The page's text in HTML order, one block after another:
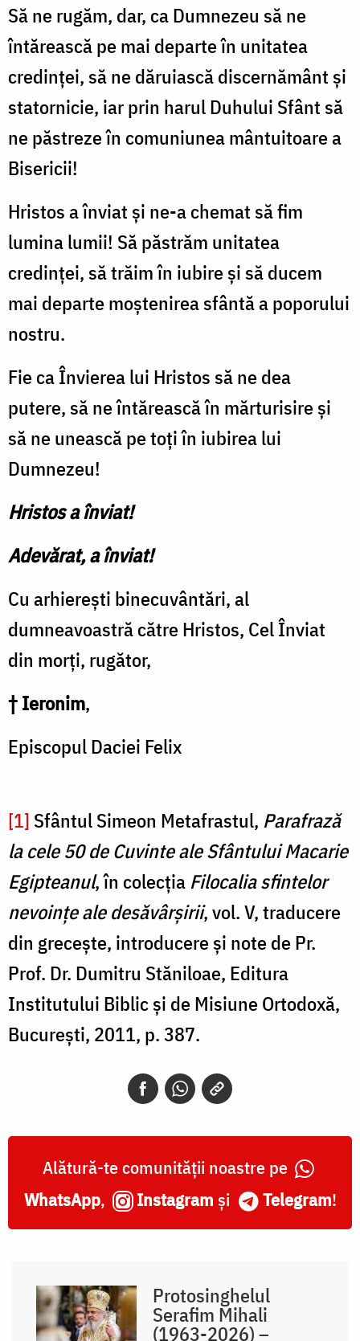
Să ne rugăm, dar, ca Dumnezeu să ne
întărească pe mai departe în unitatea
credinței, să ne dăruiască discernământ și
statornicie, iar prin harul Duhului Sfânt să
ne păstreze în comuniunea mântuitoare a
Bisericii!
Hristos a înviat și ne-a chemat să fim
lumina lumii! Să păstrăm unitatea
credinței, să trăim în iubire și să ducem
mai departe moștenirea sfântă a poporului
nostru.
Fie ca Învierea lui Hristos să ne dea
putere, să ne întărească în mărturisire și
să ne unească pe toți în iubirea lui
Dumnezeu!
Hristos a înviat!
Adevărat, a înviat!
Cu arhierești binecuvântări, al
dumneavoastră către Hristos, Cel Înviat
din morți, rugător,
† Ieronim,
Episcopul Daciei Felix
[1] Sfântul Simeon Metafrastul, Parafrază
la cele 50 de Cuvinte ale Sfântului Macarie
Egipteanul, în colecția Filocalia sfintelor
nevoințe ale desăvârșirii, vol. V, traducere
din grecește, introducere și note de Pr.
Prof. Dr. Dumitru Stăniloae, Editura
Institutului Biblic și de Misiune Ortodoxă,
București, 2011, p. 387.
Alătură-te comunității noastre pe
WhatsApp, Instagram și Telegram!
Protosinghelul
Serafim Mihali
(1963-2026) –